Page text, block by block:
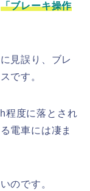
「ブレーキ操作
見誤り、ブレ
です。
程度に落とされ
電車には凄ま
のです。